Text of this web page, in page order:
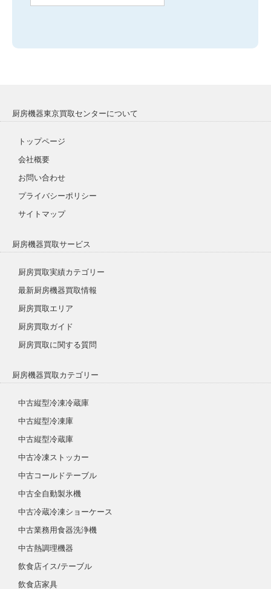
厨房機器東京買取センターについて
トップページ
会社概要
お問い合わせ
プライバシーポリシー
サイトマップ
厨房機器買取サービス
厨房買取実績カテゴリー
最新厨房機器買取情報
厨房買取エリア
厨房買取ガイド
厨房買取に関する質問
厨房機器買取カテゴリー
中古縦型冷凍冷蔵庫
中古縦型冷凍庫
中古縦型冷蔵庫
中古冷凍ストッカー
中古コールドテーブル
中古全自動製氷機
中古冷蔵冷凍ショーケース
中古業務用食器洗浄機
中古熱調理機器
飲食店イス/テーブル
飲食店家具